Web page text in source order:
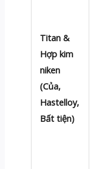
Titan &
Hợp kim
niken
(Của,
Hastelloy,
Bất tiện)